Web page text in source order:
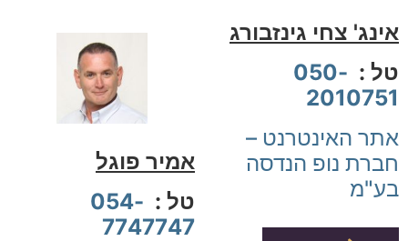
אינג' צחי גינזבורג
טל : 050-
2010751
אתר האינטרנט –
חברת נופ הנדסה
בע"מ
אמיר פוגל
טל : 054-
7747747